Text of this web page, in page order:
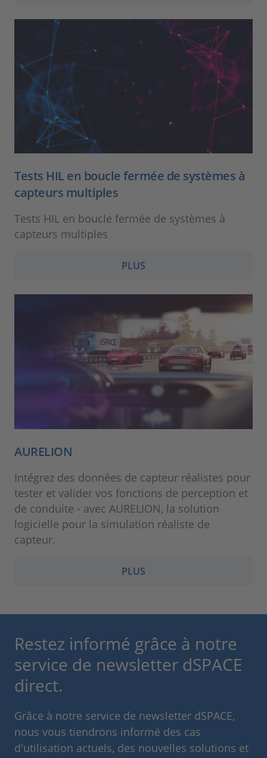
Tests HIL en boucle fermée de systèmes à
capteurs multiples
Tests HIL en boucle fermée de systèmes à
capteurs multiples
PLUS
AURELION
Intégrez des données de capteur réalistes pour
tester et valider vos fonctions de perception et
de conduite - avec AURELION, la solution
logicielle pour la simulation réaliste de
capteur.
PLUS
Restez informé grâce à notre
service de newsletter dSPACE
direct.
Grâce à notre service de newsletter dSPACE,
nous vous tiendrons informé des cas
d'utilisation actuels, des nouvelles solutions et